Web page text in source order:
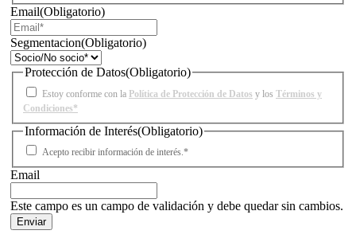
Email(Obligatorio)
Segmentacion(Obligatorio)
Protección de Datos(Obligatorio)
Estoy conforme con la Política de Protección de Datos y los Términos y
Condiciones*
Información de Interés(Obligatorio)
Acepto recibir información de interés.*
Email
Este campo es un campo de validación y debe quedar sin cambios.